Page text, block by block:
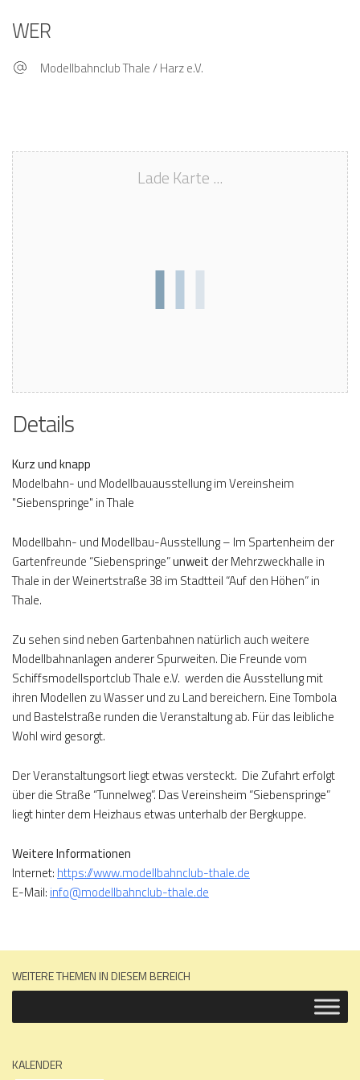
WER
Modellbahnclub Thale / Harz e.V.
Lade Karte ...
Details
Kurz und knapp
Modelbahn- und Modellbauausstellung im Vereinsheim
"Siebenspringe" in Thale
Modellbahn- und Modellbau-Ausstellung – Im Spartenheim der
Gartenfreunde “Siebenspringe”unweit der Mehrzweckhalle in
Thale in der Weinertstraße 38 im Stadtteil “Auf den Höhen” in
Thale.
Zu sehen sind neben Gartenbahnen natürlich auch weitere
Modellbahnanlagen anderer Spurweiten. Die Freunde vom
Schiffsmodellsportclub Thale e.V. werden die Ausstellung mit
ihren Modellen zu Wasser und zu Land bereichern. Eine Tombola
und Bastelstraße runden die Veranstaltung ab. Für das leibliche
Wohl wird gesorgt.
Der Veranstaltungsort liegt etwas versteckt. Die Zufahrt erfolgt
über die Straße “Tunnelweg”. Das Vereinsheim “Siebenspringe”
liegt hinter dem Heizhaus etwas unterhalb der Bergkuppe.
Weitere Informationen
Internet: https://www.modellbahnclub-thale.de
E-Mail: info@modellbahnclub-thale.de
WEITERE THEMEN IN DIESEM BEREICH
KALENDER